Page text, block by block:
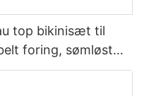
top bikinisæt til
foring, sømløst